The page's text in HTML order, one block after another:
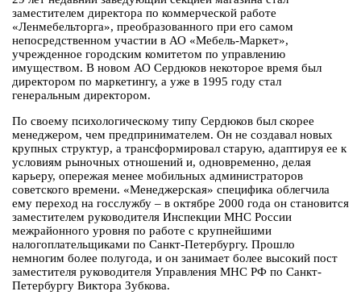
заместителем директора по коммерческой работе
«Ленмебельторга», преобразованного при его самом
непосредственном участии в АО «Мебель-Маркет»,
учрежденное городским комитетом по управлению
имуществом. В новом АО Сердюков некоторое время был
директором по маркетингу, а уже в 1995 году стал
генеральным директором.
По своему психологическому типу Сердюков был скорее
менеджером, чем предпринимателем. Он не создавал новых
крупных структур, а трансформировал старую, адаптируя ее к
условиям рыночных отношений и, одновременно, делая
карьеру, опережая менее мобильных администраторов
советского времени. «Менеджерская» специфика облегчила
ему переход на госслужбу – в октябре 2000 года он становится
заместителем руководителя Инспекции МНС России
межрайонного уровня по работе с крупнейшими
налогоплательщиками по Санкт-Петербургу. Прошло
немногим более полугода, и он занимает более высокий пост
заместителя руководителя Управления МНС РФ по Санкт-
Петербургу Виктора Зубкова.